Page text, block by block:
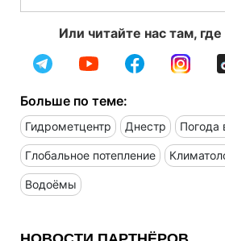
Или читайте нас там,
Больше по теме:
Гидрометцентр Днестр Погода
Глобальное потепление
Водоёмы